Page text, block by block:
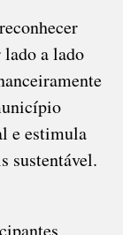
a lado
e estimula
sustentável.